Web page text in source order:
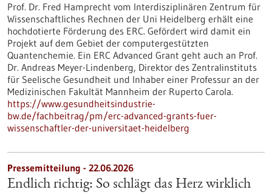
Prof. Dr. Fred Hamprecht vom Interdisziplinären Zentrum für
Wissenschaftliches Rechnen der Uni Heidelberg erhält eine
hochdotierte Förderung des ERC. Gefördert wird damit ein
Projekt auf dem Gebiet der computergestützten
Quantenchemie. Ein ERC Advanced Grant geht auch an Prof.
Dr. Andreas Meyer-Lindenberg, Direktor des Zentralinstituts
für Seelische Gesundheit und Inhaber einer Professur an der
Medizinischen Fakultät Mannheim der Ruperto Carola.
https://www.gesundheitsindustrie-
bw.de/fachbeitrag/pm/erc-advanced-grants-fuer-
wissenschaftler-der-universitaet-heidelberg
Pressemitteilung - 22.06.2026
Endlich richtig: So schlägt das Herz wirklich